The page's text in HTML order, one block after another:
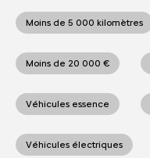
Moins de 5 000 kilomètres
Moins de 20 000 €
Véhicules essence
Véhicules électriques